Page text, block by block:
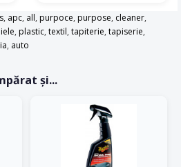
s, apc, all, purpoce, purpose, cleaner,
, plastic, textil, tapiterie, tapiserie,
, auto
și...